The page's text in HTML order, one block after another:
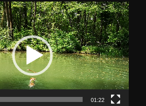
01:22